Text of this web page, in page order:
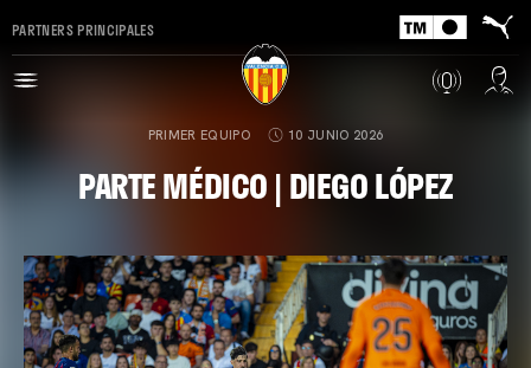
PARTNERS PRINCIPALES
PRIMER EQUIPO 10 JUNIO 2026
PARTE MÉDICO | DIEGO LÓPEZ